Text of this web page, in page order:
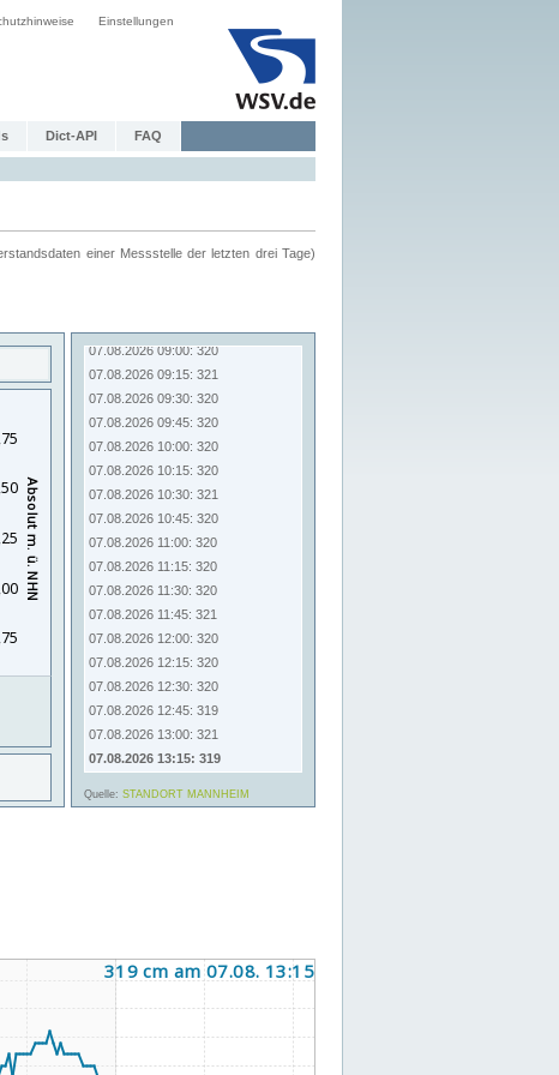
Einstellungen
Dict-API FAQ
einer Messstelle der letzten drei Tage)